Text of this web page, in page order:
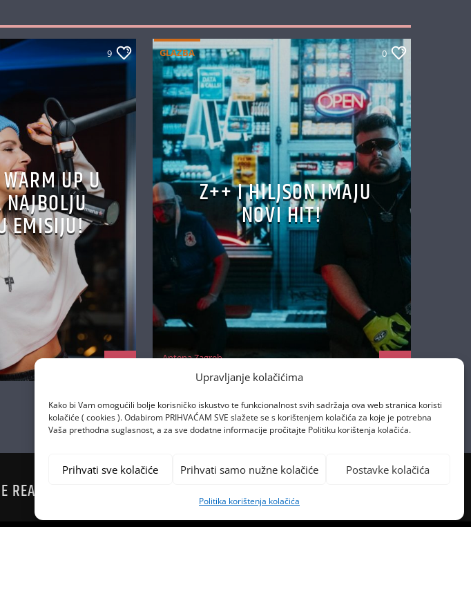
Upravljanje kolačićima
Kako bi Vam omogućili bolje korisničko iskustvo te funkcionalnost svih sadržaja ova web stranica koristi
kolačiće ( cookies ). Odabirom PRIHVAĆAM SVE slažete se s korištenjem kolačića za koje je potrebna
Vaša prethodna suglasnost, a za sve dodatne informacije pročitajte Politiku korištenja kolačića.
Prihvati sve kolačiće Prihvati samo nužne kolačiće Postavke kolačića
Politika korištenja kolačića
9
UP U
EMISIJU!
GLAZBA 0
Z++ I HILJSON IMAJU
NOVI HIT!
Antena Zagreb
READING